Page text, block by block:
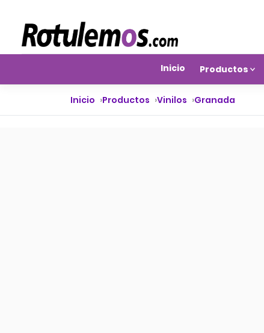
Inicio Productos
Inicio Productos Vinilos Granada